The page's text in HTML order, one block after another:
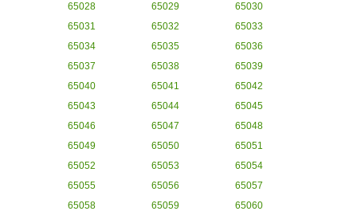
65028
65029
65030
65031
65032
65033
65034
65035
65036
65037
65038
65039
65040
65041
65042
65043
65044
65045
65046
65047
65048
65049
65050
65051
65052
65053
65054
65055
65056
65057
65058
65059
65060